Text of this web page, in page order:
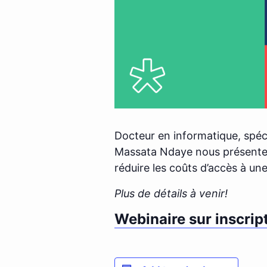
Docteur en informatique,
Massata Ndaye nous
réduire les coûts d’accès à
Plus de détails à venir!
Webinaire sur